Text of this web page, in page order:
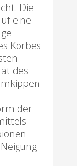
Die
eine
Korbes
des
der